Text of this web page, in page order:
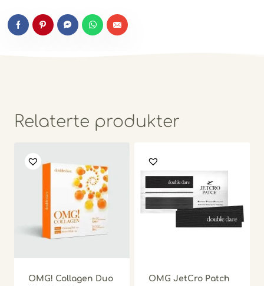
Relaterte produkter
OMG! Collagen Duo
OMG JetCro Patch